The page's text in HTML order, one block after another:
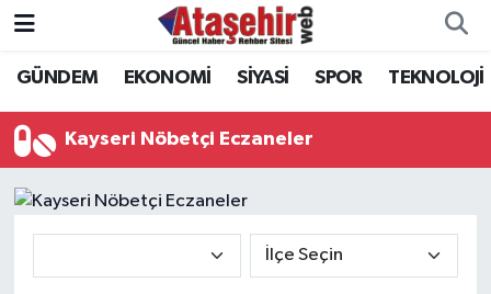
GÜNDEM EKONOMİ SİYASİ SPOR TEKNOLOJİ
Kayseri Nöbetçi Eczaneler
Hava Durumu
Trafik Durumu
Süper Lig Puan Durumu ve Fikstür